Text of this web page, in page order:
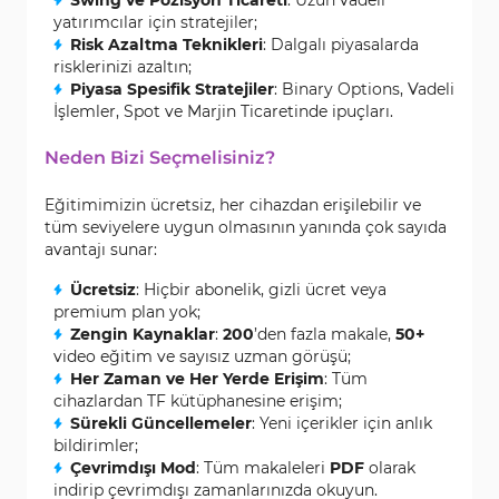
yatırımcılar için stratejiler;
Risk Azaltma Teknikleri: Dalgalı piyasalarda
risklerinizi azaltın;
Piyasa Spesifik Stratejiler: Binary Options, Vadeli
İşlemler, Spot ve Marjin Ticaretinde ipuçları.
Neden Bizi Seçmelisiniz?
Eğitimimizin ücretsiz, her cihazdan erişilebilir ve
tüm seviyelere uygun olmasının yanında çok sayıda
avantajı sunar:
Ücretsiz: Hiçbir abonelik, gizli ücret veya
premium plan yok;
Zengin Kaynaklar: 200’den fazla makale, 50+
video eğitim ve sayısız uzman görüşü;
Her Zaman ve Her Yerde Erişim: Tüm
cihazlardan TF kütüphanesine erişim;
Sürekli Güncellemeler: Yeni içerikler için anlık
bildirimler;
Çevrimdışı Mod: Tüm makaleleri PDF olarak
indirip çevrimdışı zamanlarınızda okuyun.